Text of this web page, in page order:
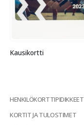
Kausikortti
HENKILÖKORTTIPIDIKKEET
KORTIT JA TULOSTIMET